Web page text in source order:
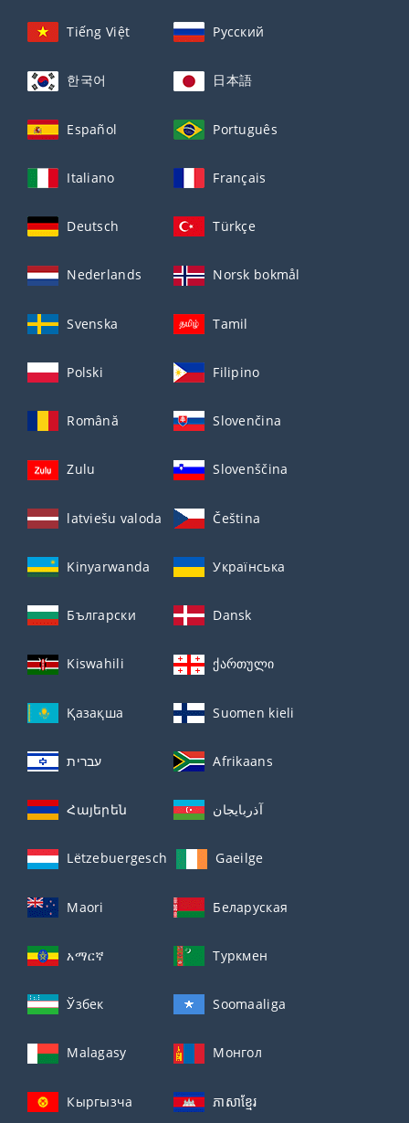
Tiếng Việt Русский
한국어 日本語
Español Português
Italiano Français
Deutsch Türkçe
Nederlands Norsk bokmål
Svenska Tamil
Polski Filipino
Română Slovenčina
Zulu Slovenščina
latviešu valoda Čeština
Kinyarwanda Українська
Български Dansk
Kiswahili ქართული
Қазақша Suomen kieli
עברית Afrikaans
Հայերեն آذربايجان
Lëtzebuergesch Gaeilge
Maori Беларуская
አማርኛ Туркмен
Ўзбек Soomaaliga
Malagasy Монгол
Кыргызча ភាសាខ្មែរ